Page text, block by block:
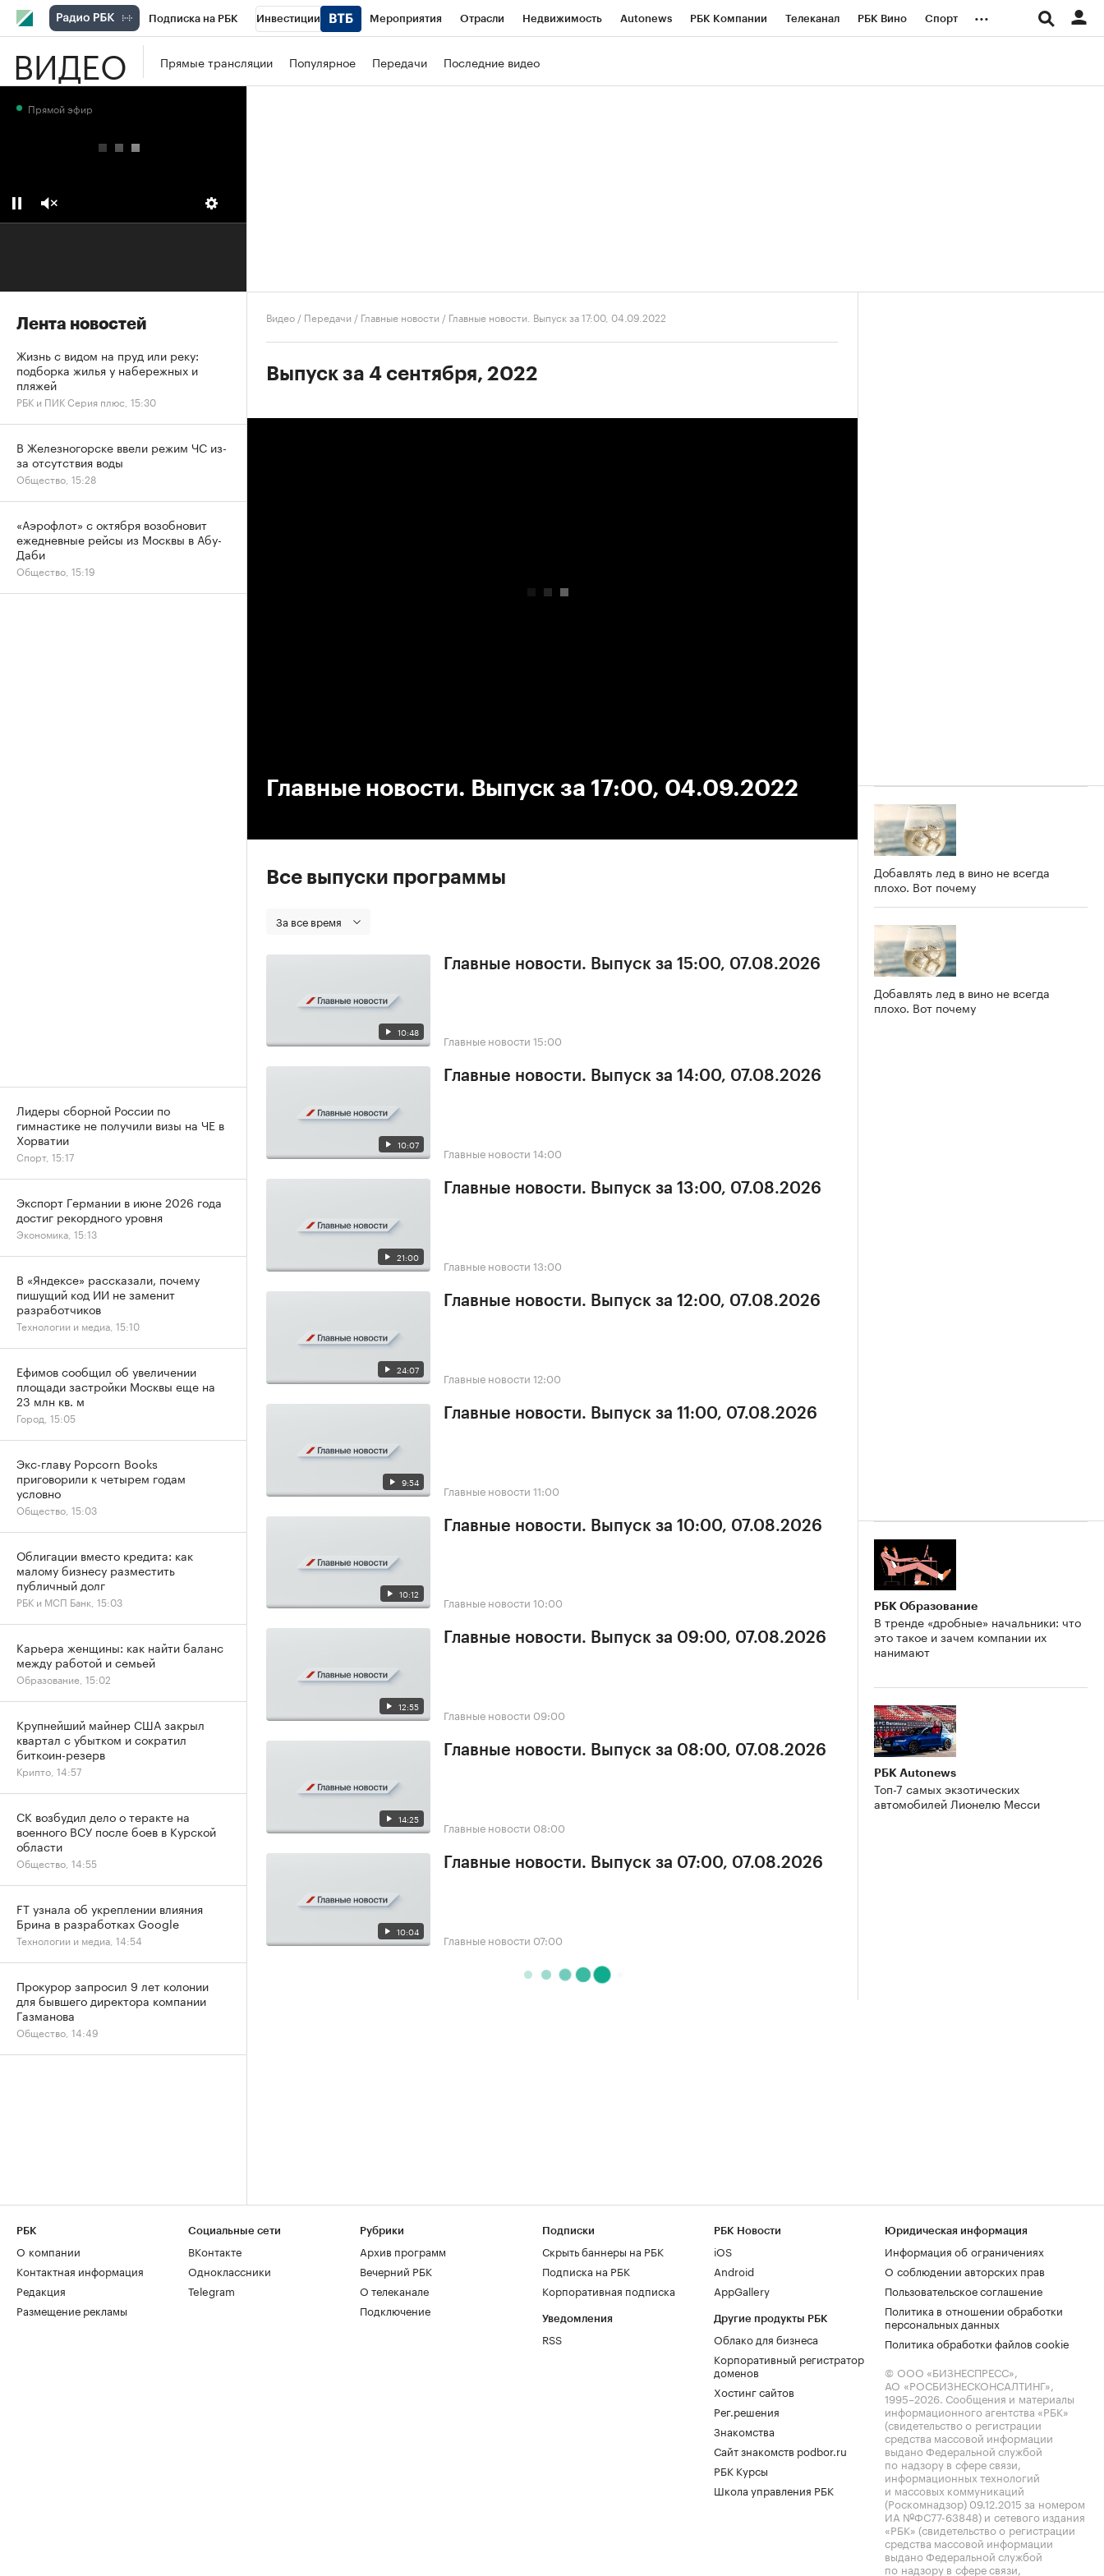
Подписка на РБК Инвестиции Мероприятия Отрасли Недвижимость Autonews РБК Компании Телеканал РБК Вино Спорт ...
ВИДЕО Прямые трансляции Популярное Передачи Последние видео
Видео / Передачи / Главные новости / Главные новости. Выпуск за 17:00, 04.09.2022
Выпуск за 4 сентября, 2022
Главные новости. Выпуск за 17:00, 04.09.2022
Все выпуски программы
За все время
10:48
Главные новости. Выпуск за 15:00, 07.08.2026
Главные новости 15:00
10:07
Главные новости. Выпуск за 14:00, 07.08.2026
Главные новости 14:00
21:00
Главные новости. Выпуск за 13:00, 07.08.2026
Главные новости 13:00
24:07
Главные новости. Выпуск за 12:00, 07.08.2026
Главные новости 12:00
9:54
Главные новости. Выпуск за 11:00, 07.08.2026
Главные новости 11:00
10:12
Главные новости. Выпуск за 10:00, 07.08.2026
Главные новости 10:00
12:55
Главные новости. Выпуск за 09:00, 07.08.2026
Главные новости 09:00
14:25
Главные новости. Выпуск за 08:00, 07.08.2026
Главные новости 08:00
10:04
Главные новости. Выпуск за 07:00, 07.08.2026
Главные новости 07:00
Добавлять лед в вино не всегда
плохо. Вот почему
Добавлять лед в вино не всегда
плохо. Вот почему
РБК Образование
В тренде «дробные» начальники: что
это такое и зачем компании их
нанимают
РБК Autonews
Топ-7 самых экзотических
автомобилей Лионелю Месси
Прямой эфир
Лента новостей
Жизнь с видом на пруд или реку:
подборка жилья у набережных и
пляжей
РБК и ПИК Серия плюс, 15:30
В Железногорске ввели режим ЧС из-
за отсутствия воды
Общество, 15:28
«Аэрофлот» с октября возобновит
ежедневные рейсы из Москвы в Абу-
Даби
Общество, 15:19
Лидеры сборной России по
гимнастике не получили визы на ЧЕ в
Хорватии
Спорт, 15:17
Экспорт Германии в июне 2026 года
достиг рекордного уровня
Экономика, 15:13
В «Яндексе» рассказали, почему
пишущий код ИИ не заменит
разработчиков
Технологии и медиа, 15:10
Ефимов сообщил об увеличении
площади застройки Москвы еще на
23 млн кв. м
Город, 15:05
Экс-главу Popcorn Books
приговорили к четырем годам
условно
Общество, 15:03
Облигации вместо кредита: как
малому бизнесу разместить
публичный долг
РБК и МСП Банк, 15:03
Карьера женщины: как найти баланс
между работой и семьей
Образование, 15:02
Крупнейший майнер США закрыл
квартал с убытком и сократил
биткоин-резерв
Крипто, 14:57
СК возбудил дело о теракте на
военного ВСУ после боев в Курской
области
Общество, 14:55
FT узнала об укреплении влияния
Брина в разработках Google
Технологии и медиа, 14:54
Прокурор запросил 9 лет колонии
для бывшего директора компании
Газманова
Общество, 14:49
РБК
О компании
Контактная информация
Редакция
Размещение рекламы
Социальные сети
ВКонтакте
Одноклассники
Telegram
Рубрики
Архив программ
Вечерний РБК
О телеканале
Подключение
Подписки
Скрыть баннеры на РБК
Подписка на РБК
Корпоративная подписка
Уведомления
RSS
РБК Новости
iOS
Android
AppGallery
Другие продукты РБК
Облако для бизнеса
Корпоративный регистратор
доменов
Хостинг сайтов
Рег.решения
Знакомства
Сайт знакомств podbor.ru
РБК Курсы
Школа управления РБК
Юридическая информация
Информация об ограничениях
О соблюдении авторских прав
Пользовательское соглашение
Политика в отношении обработки
персональных данных
Политика обработки файлов cookie
© ООО «БИЗНЕСПРЕСС»,
АО «РОСБИЗНЕСКОНСАЛТИНГ»,
1995–2026. Сообщения и материалы
информационного агентства «РБК»
(свидетельство о регистрации
средства массовой информации
выдано Федеральной службой
по надзору в сфере связи,
информационных технологий
и массовых коммуникаций
(Роскомнадзор) 09.12.2015 за номером
ИА №ФС77-63848) и сетевого издания
«РБК» (свидетельство о регистрации
средства массовой информации
выдано Федеральной службой
по надзору в сфере связи,